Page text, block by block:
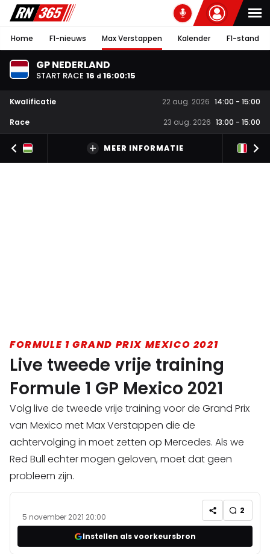
Home F1-nieuws Max Verstappen Kalender F1-stand
GP NEDERLAND
START RACE 16 d 16:00:14
Kwalificatie 22 aug. 2026 14:00 - 15:00
Race
23 aug. 2026 13:00 - 15:00
MEER INFORMATIE
FORMULE 1 GRAND PRIX MEXICO 2021
Live tweede vrije training
Formule 1 GP Mexico 2021
Volg live de tweede vrije training voor de Grand Prix
van Mexico met Max Verstappen die de
achtervolging in moet zetten op Mercedes. Als we
Red Bull echter mogen geloven, moet dat geen
probleem zijn.
5 november 2021 20:00
2
Instellen als voorkeursbron